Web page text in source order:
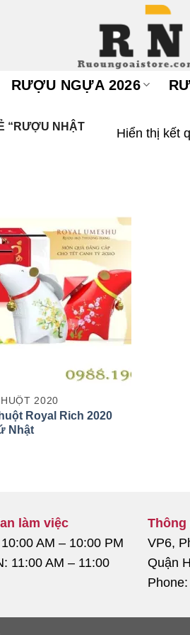
RƯỢU NGỰA 2026
“RƯỢU NHẬT
Hiển thị kết
2020
Royal Rich 2020
Nhật
làm việc
AM – 10:00 PM
11:00 AM – 11:00
Thông
VP6,
Quận